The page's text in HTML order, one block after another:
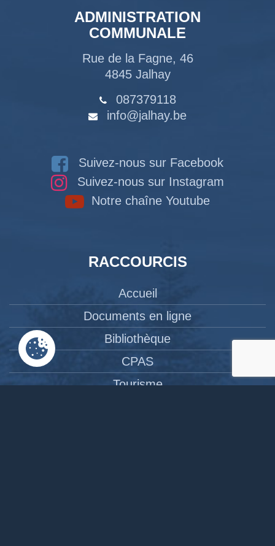
ADMINISTRATION
COMMUNALE
Rue de la Fagne, 46
4845 Jalhay
087379118
info@jalhay.be
Suivez-nous sur Facebook
Suivez-nous sur Instagram
Notre chaîne Youtube
RACCOURCIS
Accueil
Documents en ligne
Bibliothèque
CPAS
Tourisme